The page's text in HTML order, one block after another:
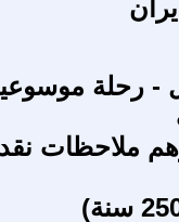
- رحلة
ملاحظات